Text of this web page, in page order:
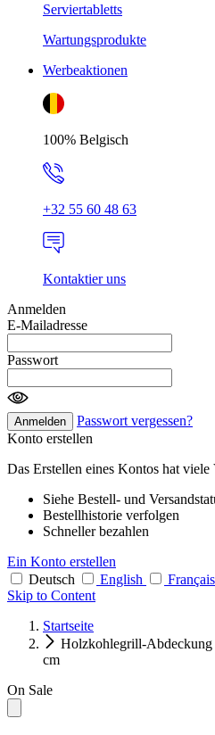
Serviertabletts
Wartungsprodukte
Werbeaktionen
100% Belgisch
+32 55 60 48 63
Kontaktier uns
Anmelden
E-Mailadresse
Passwort
Anmelden
Passwort vergessen?
Konto erstellen
Das Erstellen eines Kontos hat viele
Siehe Bestell- und
Bestellhistorie verfolgen
Schneller bezahlen
Ein Konto erstellen
Deutsch
English Français
Skip to Content
Startseite
Holzkohlegrill-
cm
On Sale